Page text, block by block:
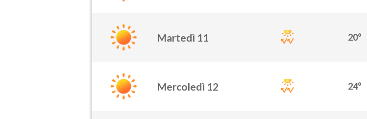
Martedì 11 20°
Mercoledì 12 24°